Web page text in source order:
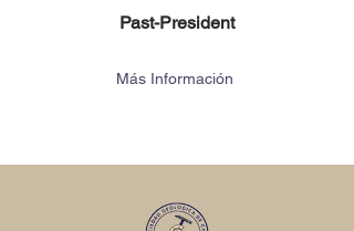
Past-President
Más Información